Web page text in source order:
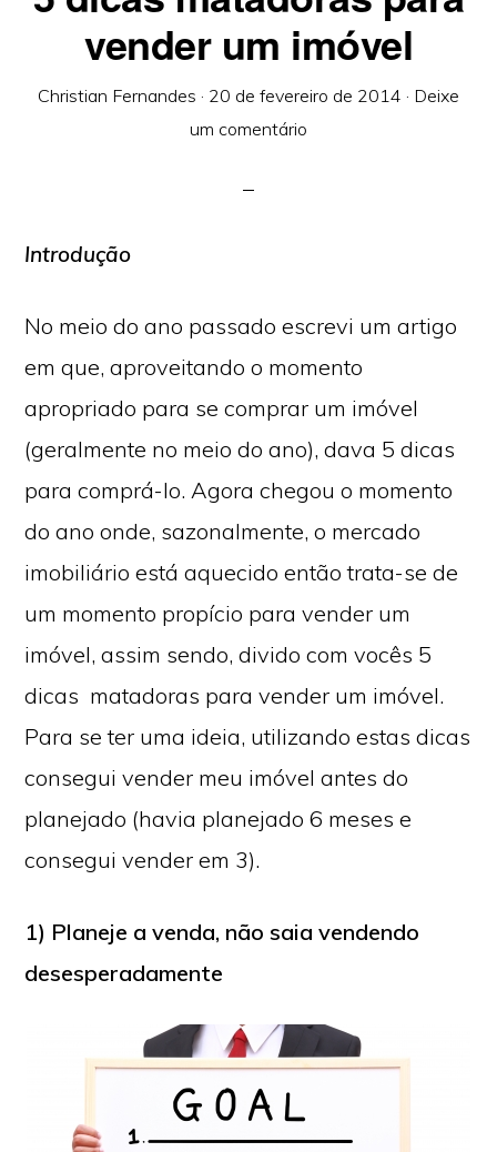
vender um imóvel
Christian Fernandes · 20 de fevereiro de 2014 · Deixe
um comentário
Introdução
No meio do ano passado escrevi um artigo
em que, aproveitando o momento
apropriado para se comprar um imóvel
(geralmente no meio do ano), dava 5 dicas
para comprá-lo. Agora chegou o momento
do ano onde, sazonalmente, o mercado
imobiliário está aquecido então trata-se de
um momento propício para vender um
imóvel, assim sendo, divido com vocês 5
dicas matadoras para vender um imóvel.
Para se ter uma ideia, utilizando estas dicas
consegui vender meu imóvel antes do
planejado (havia planejado 6 meses e
consegui vender em 3).
1) Planeje a venda, não saia vendendo
desesperadamente